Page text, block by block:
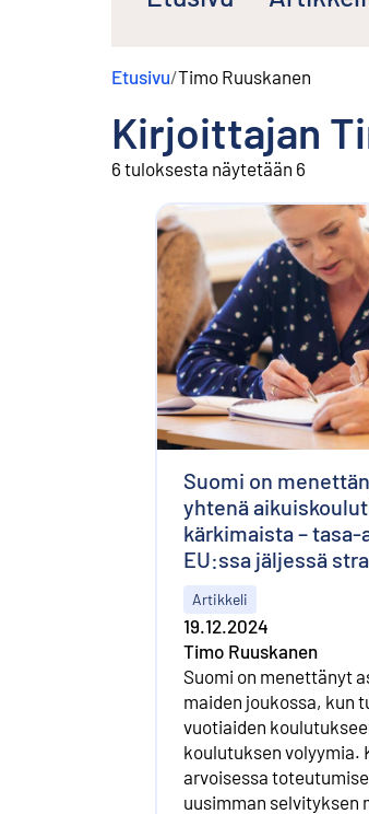
Etusivu/Timo Ruuskanen
Kirjoittajan
6 tuloksesta näytetään 6
Suomi on
yhtenä
kärkimaista –
EU:ssa jäljessä
Artikkeli
19.12.2024
Timo Ruuskanen
Suomi on menettänyt
maiden joukossa, kun
vuotiaiden
koulutuksen volyymia.
arvoisessa
uusimman selvityksen